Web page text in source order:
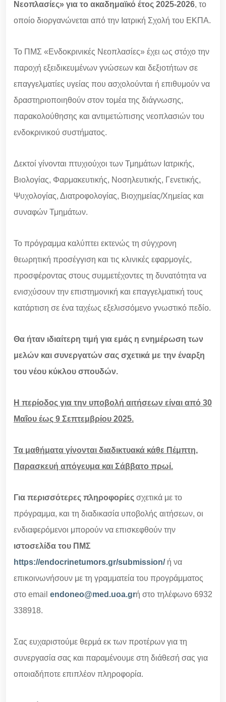
Νεοπλασίες» για το ακαδημαϊκό έτος 2025-2026, το
οποίο διοργανώνεται από την Ιατρική Σχολή του ΕΚΠΑ.
Το ΠΜΣ «Ενδοκρινικές Νεοπλασίες» έχει ως στόχο την
παροχή εξειδικευμένων γνώσεων και δεξιοτήτων σε
επαγγελματίες υγείας που ασχολούνται ή επιθυμούν να
δραστηριοποιηθούν στον τομέα της διάγνωσης,
παρακολούθησης και αντιμετώπισης νεοπλασιών του
ενδοκρινικού συστήματος.
Δεκτοί γίνονται πτυχιούχοι των Τμημάτων Ιατρικής,
Βιολογίας, Φαρμακευτικής, Νοσηλευτικής, Γενετικής,
Ψυχολογίας, Διατροφολογίας, Βιοχημείας/Χημείας και
συναφών Τμημάτων.
Το πρόγραμμα καλύπτει εκτενώς τη σύγχρονη
θεωρητική προσέγγιση και τις κλινικές εφαρμογές,
προσφέροντας στους συμμετέχοντες τη δυνατότητα να
ενισχύσουν την επιστημονική και επαγγελματική τους
κατάρτιση σε ένα ταχέως εξελισσόμενο γνωστικό πεδίο.
Θα ήταν ιδιαίτερη τιμή για εμάς η ενημέρωση των
μελών και συνεργατών σας σχετικά με την έναρξη
του νέου κύκλου σπουδών.
Η περίοδος για την υποβολή αιτήσεων είναι από 30
Μαΐου έως 9 Σεπτεμβρίου 2025.
Τα μαθήματα γίνονται διαδικτυακά κάθε Πέμπτη,
Παρασκευή απόγευμα και Σάββατο πρωί.
Για περισσότερες πληροφορίες σχετικά με το
πρόγραμμα, και τη διαδικασία υποβολής αιτήσεων, οι
ενδιαφερόμενοι μπορούν να επισκεφθούν την
ιστοσελίδα του ΠΜΣ
https://endocrinetumors.gr/submission/ή να
επικοινωνήσουν με τη γραμματεία του προγράμματος
στο email endoneo@med.uoa.grή στο τηλέφωνο 6932
338918.
Σας ευχαριστούμε θερμά εκ των προτέρων για τη
συνεργασία σας και παραμένουμε στη διάθεσή σας για
οποιαδήποτε επιπλέον πληροφορία.